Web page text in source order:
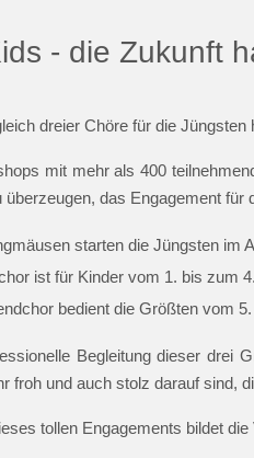
- die Zukunft
dreier Chöre für die
mit mehr als 400
überzeugen, das Engagement
starten die Jüngsten im
ist für Kinder vom 1. bis zum
bedient die Größten vom
Begleitung dieser drei
froh und auch stolz darauf sind,
tollen Engagements bildet die